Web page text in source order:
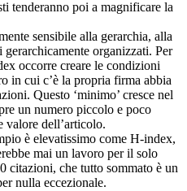
tenderanno poi a magnificare la
sensibile alla gerarchia, alla
organizzati. Per
occorre creare le condizioni
in cui c’è la propria firma abbia
Questo ‘minimo’ cresce nel
un numero piccolo e poco
valore dell’articolo.
è elevatissimo come H-index,
mai un lavoro per il solo
citazioni, che tutto sommato è un
nulla eccezionale.